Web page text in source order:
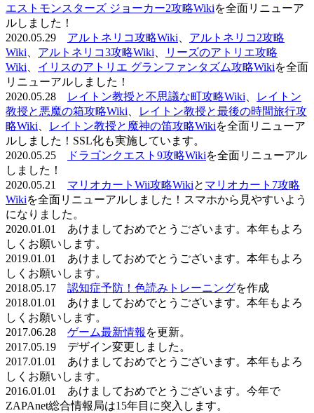
エストモンスターズ ジョーカー2攻略Wikiを全面リニューア
ルしました！
2020.05.29 アルトネリコ攻略Wiki
アルトネリコ2攻略
Wiki
アルトネリコ3攻略Wiki
リーズのアトリエ攻略
Wiki
イリスのアトリエ グランファンタズム攻略Wikiを全面
リニューアルしました！
2020.05.28
レイトン教授と不思議な町攻略Wiki
レイトン
教授と悪魔の箱攻略Wiki
レイトン教授と最後の時間旅行攻
略Wiki
レイトン教授と魔神の笛攻略Wikiを全面リニューア
ルしました！SSL化も実施しています。
2020.05.25
ドラゴンクエスト9攻略Wikiを全面リニューアル
しました！
2020.05.21 マリオカートWii攻略Wikiと マリオカート7攻略
Wikiを全面リニューアルしました！スマホから見やすいよう
になりました。
2020.01.01 あけましておめでとうございます。本年もよろ
しくお願いします。
2019.01.01 あけましておめでとうございます。本年もよろ
しくお願いします。
2018.05.17 認知症予防！色読みトレーニングを作成
2018.01.01 あけましておめでとうございます。本年もよろ
しくお願いします。
2017.06.28 ゲーム最新情報 を更新。
2017.05.19 デザイン変更しました。
2017.01.01 あけましておめでとうございます。本年もよろ
しくお願いします。
2016.01.01 あけましておめでとうございます。今年で
ZAPAnet総合情報局は15年目に突入します。